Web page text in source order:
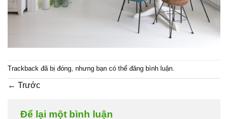
Trackback đã bị đóng, nhưng bạn có thể đăng bình luận.
← Trước
Để lại một bình luận